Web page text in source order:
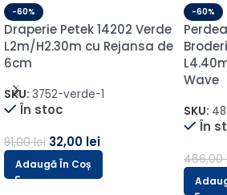
cu
Draperie de Catifea
Premium Blackout 100% Gri
Deschis L1m/H3m cu
SKU:
138,00
Adaugă În Coș